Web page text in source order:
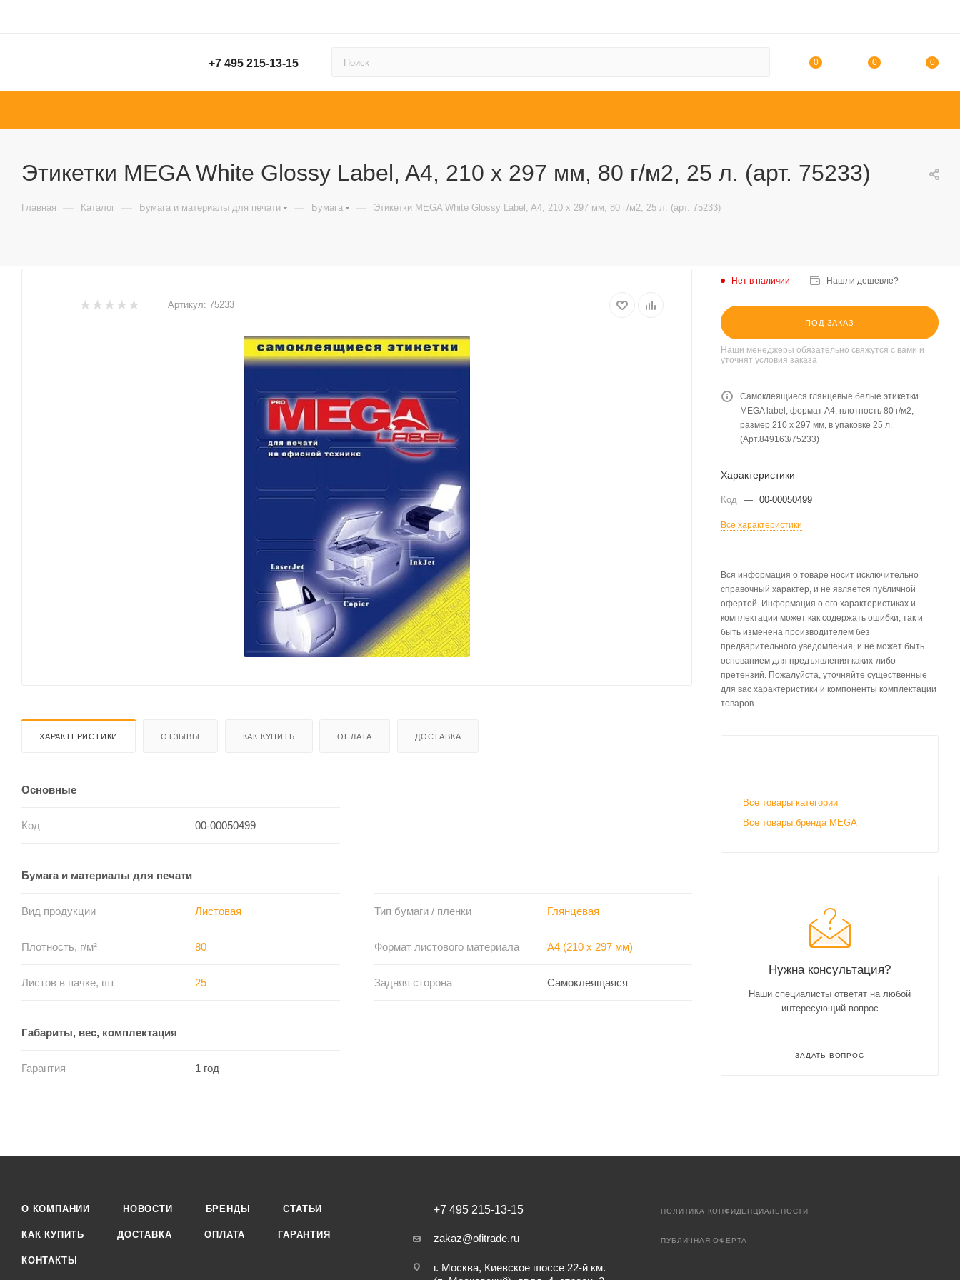
+7 495 215-13-15 0 0 0
Этикетки MEGA White Glossy Label, A4, 210 x 297 мм, 80 г/м2, 25 л. (арт. 75233)
Главная — Каталог — Бумага и материалы для печати — Бумага — Этикетки MEGA White Glossy Label, A4, 210 x 297 мм, 80 г/м2, 25 л. (арт. 75233)
Артикул: 75233
ХАРАКТЕРИСТИКИ ОТЗЫВЫ КАК КУПИТЬ ОПЛАТА ДОСТАВКА
Основные
Код 00-00050499
Бумага и материалы для печати
Вид продукции Листовая Тип бумаги / пленки Глянцевая
Плотность, г/м² 80 Формат листового материала A4 (210 x 297 мм)
Листов в пачке, шт 25 Задняя сторона Самоклеящаяся
Габариты, вес, комплектация
Гарантия 1 год
Нет в наличии Нашли дешевле?
ПОД ЗАКАЗ
Наши менеджеры обязательно свяжутся с вами и
уточнят условия заказа
Самоклеящиеся глянцевые белые этикетки
MEGA label, формат А4, плотность 80 г/м2,
размер 210 х 297 мм, в упаковке 25 л.
(Арт.849163/75233)
Характеристики
Код — 00-00050499
Все характеристики
Вся информация о товаре носит исключительно
справочный характер, и не является публичной
офертой. Информация о его характеристиках и
комплектации может как содержать ошибки, так и
быть изменена производителем без
предварительного уведомления, и не может быть
основанием для предъявления каких-либо
претензий. Пожалуйста, уточняйте существенные
для вас характеристики и компоненты комплектации
товаров
Все товары категории
Все товары бренда MEGA
Нужна консультация?
Наши специалисты ответят на любой
интересующий вопрос
ЗАДАТЬ ВОПРОС
О КОМПАНИИ НОВОСТИ БРЕНДЫ СТАТЬИ
КАК КУПИТЬ ДОСТАВКА ОПЛАТА ГАРАНТИЯ
КОНТАКТЫ
+7 495 215-13-15
zakaz@ofitrade.ru
г. Москва, Киевское шоссе 22-й км.
ПОЛИТИКА КОНФИДЕНЦИАЛЬНОСТИ
ПУБЛИЧНАЯ ОФЕРТА